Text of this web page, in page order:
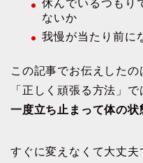
休んでいるつもり
ないか
我慢が当たり前に
この記事でお伝えしたの
「正しく頑張る方法」で
一度立ち止まって体の状
すぐに変えなくて大丈夫